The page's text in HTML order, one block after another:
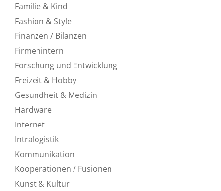
Familie & Kind
Fashion & Style
Finanzen / Bilanzen
Firmenintern
Forschung und Entwicklung
Freizeit & Hobby
Gesundheit & Medizin
Hardware
Internet
Intralogistik
Kommunikation
Kooperationen / Fusionen
Kunst & Kultur